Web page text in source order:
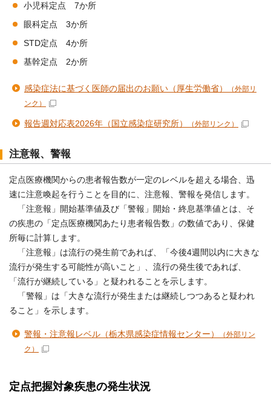
小児科定点 7か所
眼科定点 3か所
STD定点 4か所
基幹定点 2か所
感染症法に基づく医師の届出のお願い（厚生労働省）
（外部リ
ンク）
報告週対応表2026年（国立感染症研究所） （外部リンク）
注意報、警報
定点医療機関からの患者報告数が一定のレベルを超える場合、迅
速に注意喚起を行うことを目的に、注意報、警報を発信します。
「注意報」開始基準値及び「警報」開始・終息基準値とは、そ
の疾患の「定点医療機関あたり患者報告数」の数値であり、保健
所毎に計算します。
「注意報」は流行の発生前であれば、「今後4週間以内に大きな
流行が発生する可能性が高いこと」、流行の発生後であれば、
「流行が継続している」と疑われることを示します。
「警報」は「大きな流行が発生または継続しつつあると疑われ
ること」を示します。
警報・注意報レベル（栃木県感染症情報センター）
（外部リン
ク）
定点把握対象疾患の発生状況